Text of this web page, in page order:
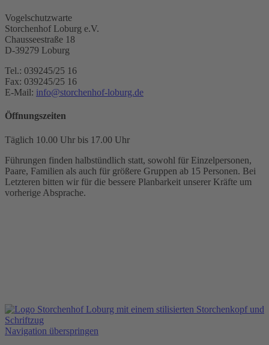
Vogelschutzwarte
Storchenhof Loburg e.V.
Chausseestraße 18
D-39279 Loburg
Tel.: 039245/25 16
Fax: 039245/25 16
E-Mail: info@storchenhof-loburg.de
Öffnungszeiten
Täglich 10.00 Uhr bis 17.00 Uhr
Führungen finden halbstündlich statt, sowohl für Einzelpersonen,
Paare, Familien als auch für größere Gruppen ab 15 Personen. Bei
Letzteren bitten wir für die bessere Planbarkeit unserer Kräfte um
vorherige Absprache.
Navigation überspringen